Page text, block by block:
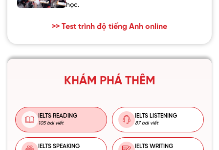
học.
>> Test trình độ tiếng Anh online
KHÁM PHÁ THÊM
IELTS READING
105 bài viết
IELTS LISTENING
87 bài viết
IELTS SPEAKING IELTS WRITING